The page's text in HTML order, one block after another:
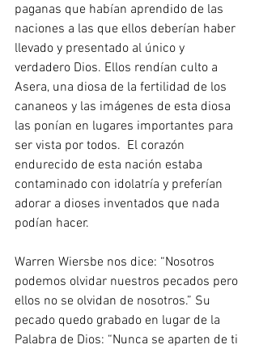
paganas que habían aprendido de las
naciones a las que ellos deberían haber
llevado y presentado al único y
verdadero Dios. Ellos rendían culto a
Asera, una diosa de la fertilidad de los
cananeos y las imágenes de esta diosa
las ponían en lugares importantes para
ser vista por todos.  El corazón
endurecido de esta nación estaba
contaminado con idolatría y preferían
adorar a dioses inventados que nada
podían hacer.
Warren Wiersbe nos dice: “Nosotros
podemos olvidar nuestros pecados pero
ellos no se olvidan de nosotros.” Su
pecado quedo grabado en lugar de la
Palabra de Dios: “Nunca se aparten de ti